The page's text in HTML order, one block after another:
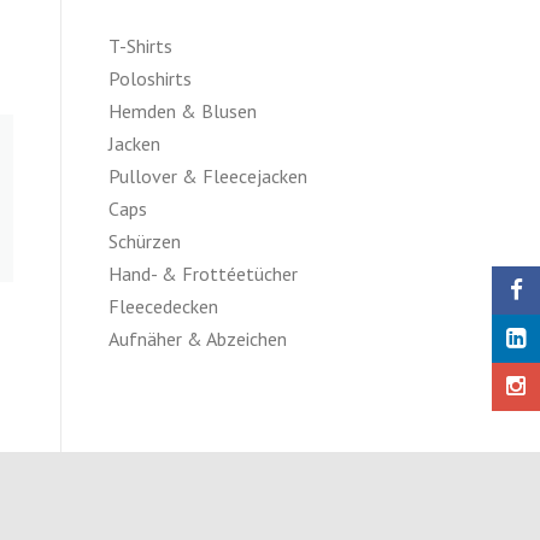
T-Shirts
Poloshirts
Hemden & Blusen
Jacken
Pullover & Fleecejacken
Caps
Schürzen
Hand- & Frottéetücher
Fleecedecken
Aufnäher & Abzeichen